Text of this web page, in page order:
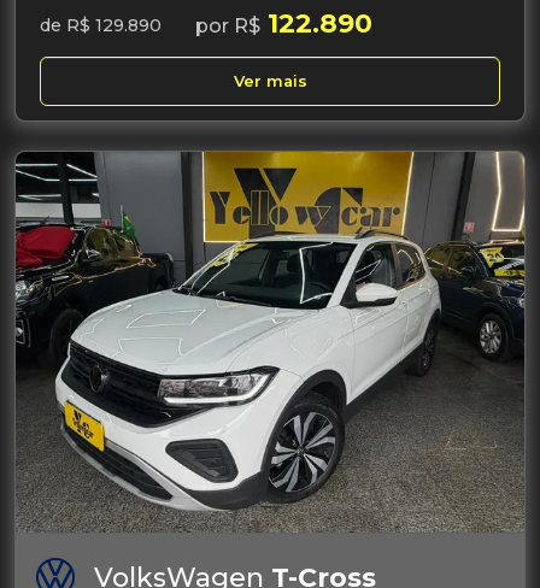
de R$ 129.890 por R$ 122.890
Ver mais
VolksWagen T-Cross